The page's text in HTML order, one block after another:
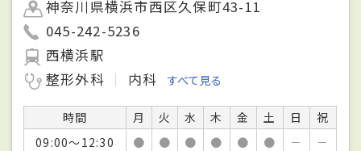
神奈川県横浜市西区久保町43-11
045-242-5236
西横浜駅
整形外科
内科 すべて見る
時間 月 火 水 木 金 土 日
祝
09:00～12:30
● ● ● ● ● ● －
－